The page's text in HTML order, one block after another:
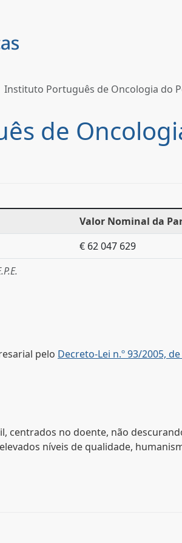
Instituto Português de Oncologia do
de
Valor Nominal da
€ 62 047 629
pelo Decreto-Lei n.º 93/2005,
centrados no doente, não
níveis de qualidade,